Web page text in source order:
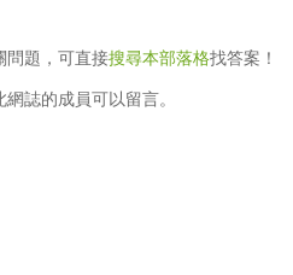
問題，可直接搜尋本部落格找答案！
誌的成員可以留言。